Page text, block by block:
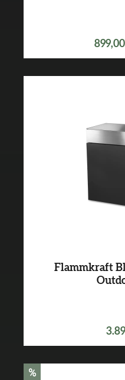
Flammkraft
%